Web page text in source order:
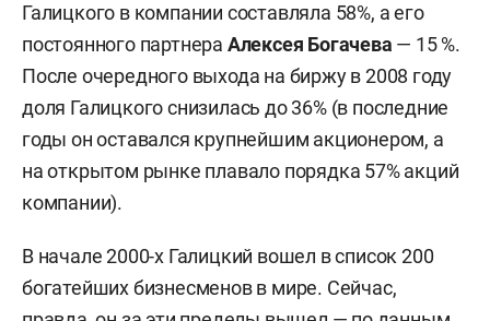
Галицкого в компании составляла 58%, а его
постоянного партнера Алексея Богачева — 15 %.
После очередного выхода на биржу в 2008 году
доля Галицкого снизилась до 36% (в последние
годы он оставался крупнейшим акционером, а
на открытом рынке плавало порядка 57% акций
компании).
В начале 2000-х Галицкий вошел в список 200
богатейших бизнесменов в мире. Сейчас,